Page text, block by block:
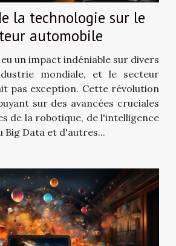
la technologie sur le
automobile
un impact indéniable sur divers
mondiale, et le secteur
pas exception. Cette révolution
sur des avancées cruciales
de la robotique, de l'intelligence
Big Data et d'autres...